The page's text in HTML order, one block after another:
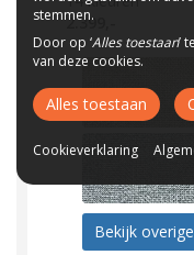
2.399,-
Bekijk
stemmen.
Door op ‘Alles toestaan’
van deze cookies.
Alles toestaan
Cookieverklaring